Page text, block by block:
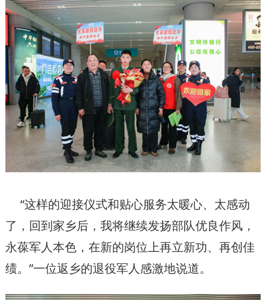
“这样的迎接仪式和贴心服务太暖心、太感动
了，回到家乡后，我将继续发扬部队优良作风，
永葆军人本色，在新的岗位上再立新功、再创佳
绩。”一位返乡的退役军人感激地说道。